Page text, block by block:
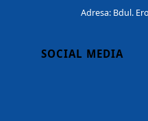
Adresa: Bdul.
SOCIAL MEDIA